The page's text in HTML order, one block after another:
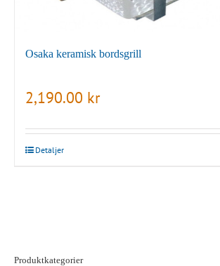
Osaka keramisk bordsgrill
2,190.00 kr
Detaljer
Produktkategorier